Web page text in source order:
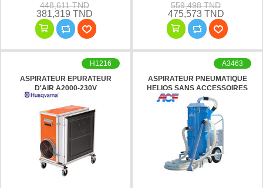
448,611 TND
381,319 TND
559,498 TND
475,573 TND
ASPIRATEUR EPURATEUR
D'AIR A2000-230V
HUSQVARNA
H1216
ASPIRATEUR PNEUMATIQUE
HELIOS SANS ACCESSOIRES
ACF
A3463